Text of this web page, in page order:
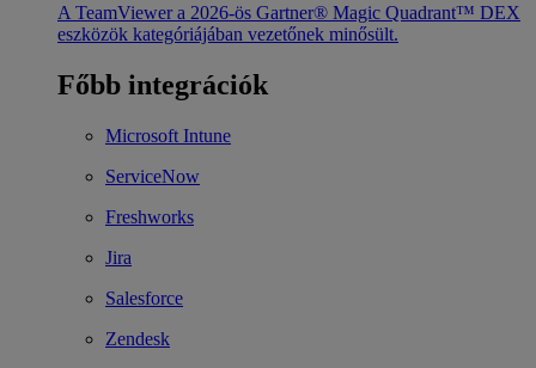
A TeamViewer a 2026-ös Gartner® Magic Quadrant™ DEX
eszközök kategóriájában vezetőnek minősült.
Főbb integrációk
Microsoft Intune
ServiceNow
Freshworks
Jira
Salesforce
Zendesk